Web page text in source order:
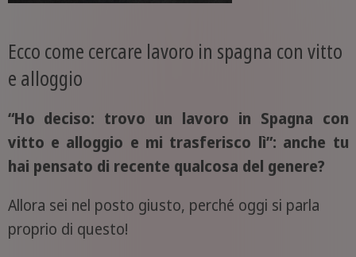
Ecco come cercare lavoro in spagna con vitto
e alloggio
“Ho deciso: trovo un lavoro in Spagna con
vitto e alloggio e mi trasferisco lì”: anche tu
hai pensato di recente qualcosa del genere?
Allora sei nel posto giusto, perché oggi si parla
proprio di questo!